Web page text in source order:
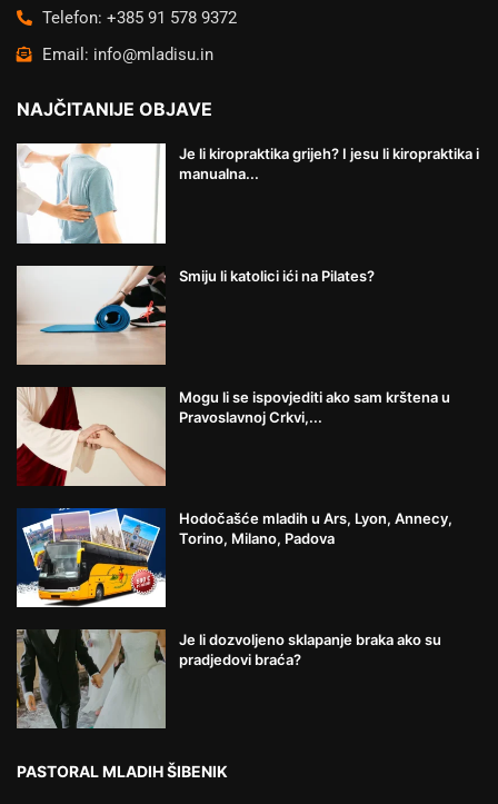
Telefon: +385 91 578 9372
Email: info@mladisu.in
NAJČITANIJE OBJAVE
Je li kiropraktika grijeh? I jesu li kiropraktika i
manualna...
Smiju li katolici ići na Pilates?
Mogu li se ispovjediti ako sam krštena u
Pravoslavnoj Crkvi,...
Hodočašće mladih u Ars, Lyon, Annecy,
Torino, Milano, Padova
Je li dozvoljeno sklapanje braka ako su
pradjedovi braća?
PASTORAL MLADIH ŠIBENIK